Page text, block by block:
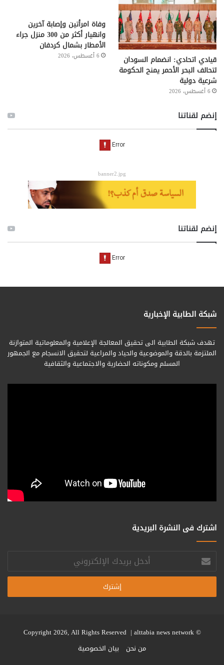
قيادي اتحادي: انضمام السودان
لتحالف البحر الأحمر يمنح الحكومة
شرعية دولية
6 أغسطس، 2026
وفاة امرأتين وإصابة آخرين
وانهيار أكثر من 300 منزل جراء
الأمطار بشمال كردفان
6 أغسطس، 2026
إنضم لقناتنا
banner2.jpg
إنضم لقناتنا
شبكة الطابية الإخبارية
تهدف شبكة الطابية الى تحقيق المعالجة الإعلامية والمعلوماتية المتوازنة
الملتزمة بالدقة والموضوعية والحياد والمراعية لتحقيق الانسجام مع الجمهور
المسلم ومكوناته الحضارية والاجتماعية والثقافية
اشترك فى النشرة البريدية
أدخل
بريدك
الإلكتروني
© Copyright 2026, All Rights Reserved |
alttabia news network
من نحن
بيان الخصوصية